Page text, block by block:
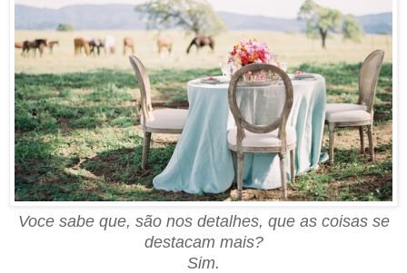
Voce sabe que, são nos detalhes, que as coisas se
destacam mais?
Sim.